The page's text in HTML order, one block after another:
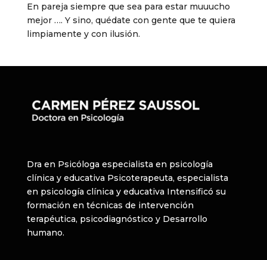
En pareja siempre que sea para estar muuucho
mejor …. Y sino, quédate con gente que te quiera
limpiamente y con ilusión.
Dra en Psicóloga especialista en psicología
clínica y educativa Psicoterapeuta, especialista
en psicología clínica y educativa Intensificó su
formación en técnicas de intervención
terapéutica, psicodiagnóstico y Desarrollo
humano.